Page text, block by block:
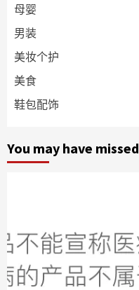
母婴
男装
美妆个护
美食
鞋包配饰
You may have missed